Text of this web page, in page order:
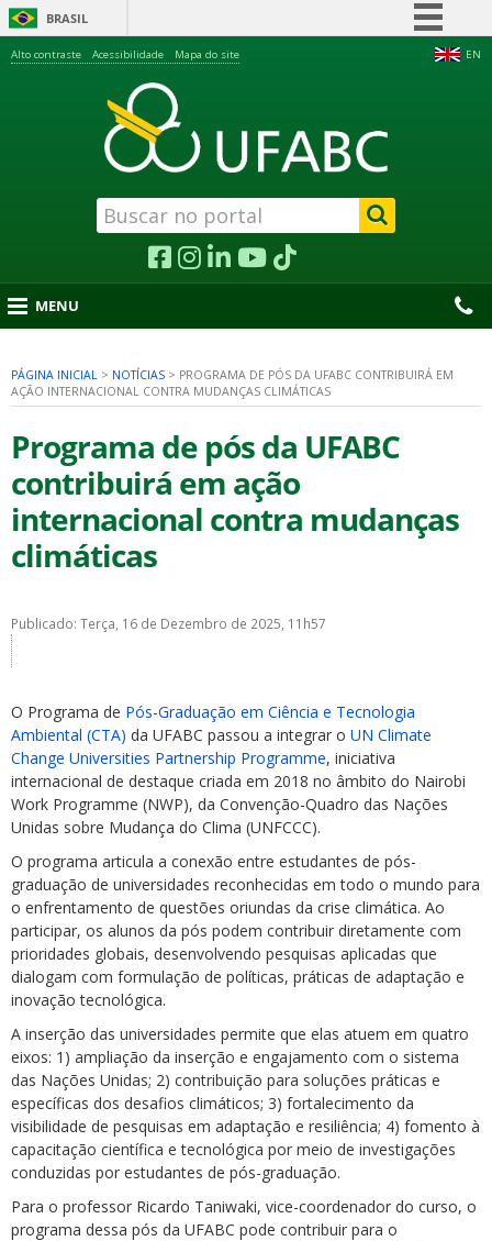
BRASIL
Acesso à informação
Legislação
Canais
EN
Alto contraste Acessibilidade Mapa do site
MENU
PÁGINA INICIAL > NOTÍCIAS > PROGRAMA DE PÓS DA UFABC CONTRIBUIRÁ EM
AÇÃO INTERNACIONAL CONTRA MUDANÇAS CLIMÁTICAS
Programa de pós da UFABC
contribuirá em ação
internacional contra mudanças
climáticas
Publicado: Terça, 16 de Dezembro de 2025, 11h57
O Programa de Pós-Graduação em Ciência e Tecnologia
Ambiental (CTA) da UFABC passou a integrar o UN Climate
Change Universities Partnership Programme, iniciativa
internacional de destaque criada em 2018 no âmbito do Nairobi
Work Programme (NWP), da Convenção-Quadro das Nações
Unidas sobre Mudança do Clima (UNFCCC).
O programa articula a conexão entre estudantes de pós-
graduação de universidades reconhecidas em todo o mundo para
o enfrentamento de questões oriundas da crise climática. Ao
participar, os alunos da pós podem contribuir diretamente com
prioridades globais, desenvolvendo pesquisas aplicadas que
dialogam com formulação de políticas, práticas de adaptação e
inovação tecnológica.
A inserção das universidades permite que elas atuem em quatro
eixos: 1) ampliação da inserção e engajamento com o sistema
das Nações Unidas; 2) contribuição para soluções práticas e
específicas dos desafios climáticos; 3) fortalecimento da
visibilidade de pesquisas em adaptação e resiliência; 4) fomento à
capacitação científica e tecnológica por meio de investigações
conduzidas por estudantes de pós-graduação.
Para o professor Ricardo Taniwaki, vice-coordenador do curso, o
programa dessa pós da UFABC pode contribuir para o